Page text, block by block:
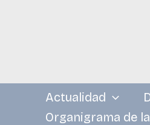
Actualidad
Organigrama de